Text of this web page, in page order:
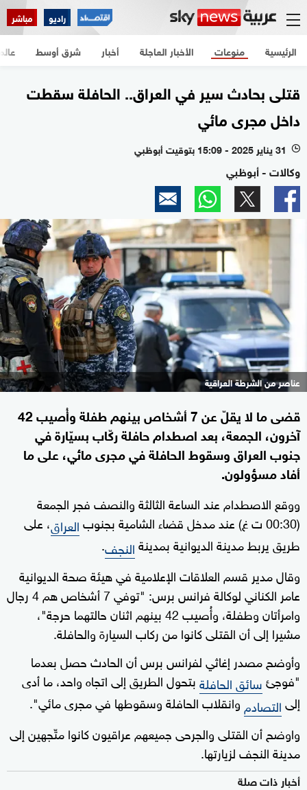
راديو مباشر
الرئيسية الأخبار العاجلة أخبار شرق أوسط منوعات
قتلى بحادث سير في العراق.. الحافلة سقطت
داخل مجرى مائي
l 31 يناير 2025 - 15:09 بتوقيت أبوظبي
وكالات - أبوظبي
عناصر من الشرطة العراقية
قضى ما لا يقلّ عن 7 أشخاص بينهم طفلة وأُصيب 42
آخرون، الجمعة، بعد اصطدام حافلة ركّاب بسيّارة في
جنوب العراق وسقوط الحافلة في مجرى مائي، على ما
أفاد مسؤولون.
ووقع الاصطدام عند الساعة الثالثة والنصف فجر الجمعة
(00:30 ت غ) عند مدخل قضاء الشامية بجنوب
العراق، على
طريق يربط مدينة الديوانية بمدينةالنجف.
وقال مدير قسم العلاقات الإعلامية في هيئة صحة الديوانية
عامر الكناني لوكالة فرانس برس: "توفي 7 أشخاص هم 4 رجال
وامرأتان وطفلة، وأُصيب 42 بينهم اثنان حالتهما حرجة"،
مشيرا إلى أن القتلى كانوا من ركاب السيارة والحافلة.
وأوضح مصدر إغاثي لفرانس برس أن الحادث حصل بعدما
"فوجئسائق الحافلةبتحول الطريق إلى اتجاه واحد، ما أدى
إلىالتصادم وانقلاب الحافلة وسقوطها في مجرى مائي".
واوضح أن القتلى والجرحى جميعهم عراقيون كانوا متّجهين إلى
مدينة النجف لزيارتها.
أخبار ذات صلة